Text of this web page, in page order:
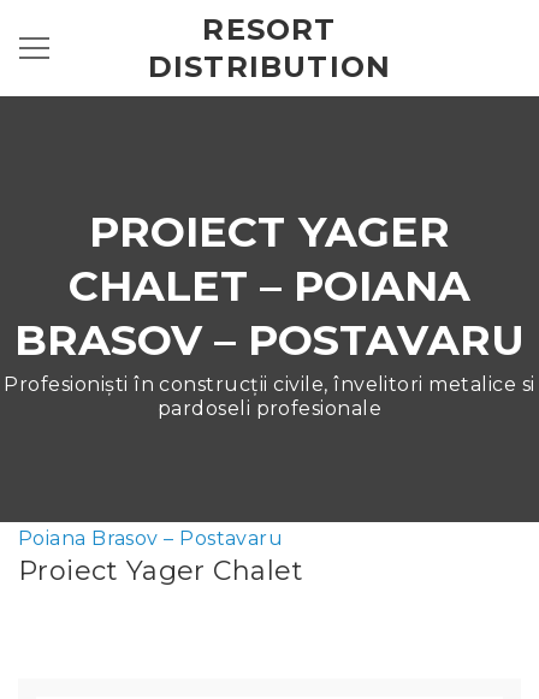
RESORT
DISTRIBUTION
PROIECT YAGER
CHALET – POIANA
BRASOV – POSTAVARU
Profesioniști în construcții civile, învelitori metalice si
pardoseli profesionale
Poiana Brasov – Postavaru
Proiect Yager Chalet